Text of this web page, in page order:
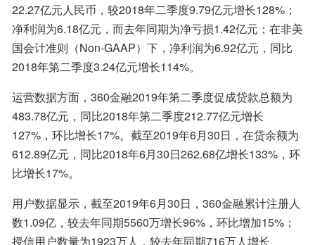
22.27亿元人民币，较2018年二季度9.79亿元增长128%；
净利润为6.18亿元，而去年同期为净亏损1.42亿元；在非美
国会计准则（Non-GAAP）下，净利润为6.92亿元，同比
2018年第二季度3.24亿元增长114%。
运营数据方面，360金融2019年第二季度促成贷款总额为
483.78亿元，同比2018年第二季度212.77亿元增长
127%，环比增长17%。截至2019年6月30日，在贷余额为
612.89亿元，同比2018年6月30日262.68亿增长133%，环
比增长17%。
用户数据显示，截至2019年6月30日，360金融累计注册人
数1.09亿，较去年同期5560万增长96%，环比增加15%；
授信用户数量为1923万人，较去年同期716万人增长